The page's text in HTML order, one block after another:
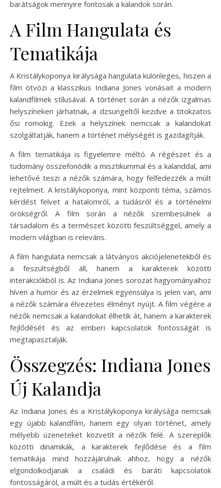
barátságok mennyire fontosak a kalandok során.
A Film Hangulata és
Tematikája
A Kristálykoponya királysága hangulata különleges, hiszen a
film ötvözi a klasszikus Indiana Jones vonásait a modern
kalandfilmek stílusával. A történet során a nézők izgalmas
helyszíneken járhatnak, a dzsungeltől kezdve a titokzatos
ősi romokig. Ezek a helyszínek nemcsak a kalandokat
szolgáltatják, hanem a történet mélységét is gazdagítják.
A film tematikája is figyelemre méltó. A régészet és a
tudomány összefonódik a misztikummal és a kalanddal, ami
lehetővé teszi a nézők számára, hogy felfedezzék a múlt
rejtelmeit. A kristálykoponya, mint központi téma, számos
kérdést felvet a hatalomról, a tudásról és a történelmi
örökségről. A film során a nézők szembesülnek a
társadalom és a természet közötti feszültséggel, amely a
modern világban is releváns.
A film hangulata nemcsak a látványos akciójelenetekből és
a feszültségből áll, hanem a karakterek közötti
interakciókból is. Az Indiana Jones sorozat hagyományaihoz
híven a humor és az érzelmek egyensúlya is jelen van, ami
a nézők számára élvezetes élményt nyújt. A film végére a
nézők nemcsak a kalandokat élhetik át, hanem a karakterek
fejlődését és az emberi kapcsolatok fontosságát is
megtapasztalják.
Összegzés: Indiana Jones
Új Kalandja
Az Indiana Jones és a Kristálykoponya királysága nemcsak
egy újabb kalandfilm, hanem egy olyan történet, amely
mélyebb üzeneteket közvetít a nézők felé. A szereplők
közötti dinamikák, a karakterek fejlődése és a film
tematikája mind hozzájárulnak ahhoz, hogy a nézők
elgondolkodjanak a családi és baráti kapcsolatok
fontosságáról, a múlt és a tudás értékéről.